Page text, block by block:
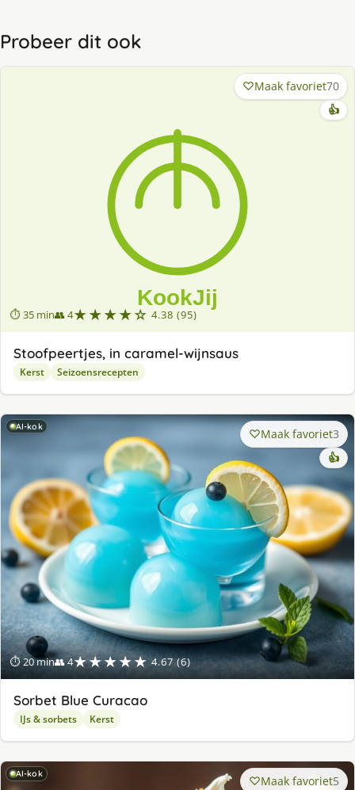
Probeer dit ook
⏱ 35 min👥 4★★★★☆ 4.38 (95)
Maak favoriet70
👍
Stoofpeertjes, in caramel-wijnsaus
Kerst Seizoensrecepten
AI-kok
⏱ 20 min👥 4★★★★★ 4.67 (6)
Maak favoriet3
👍
Sorbet Blue Curacao
IJs & sorbets Kerst
AI-kok Maak favoriet5